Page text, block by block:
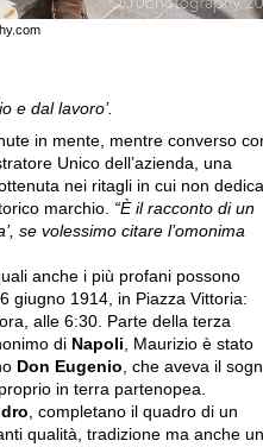
e dal lavoro’.
in mente, mentre converso
Unico dell’azienda, una
nei ritagli in cui non
marchio. “È il racconto di un
se volessimo citare l’omonima
anche i più profani possono
giugno 1914, in Piazza Vittoria:
alle 6:30. Parte della terza
di Napoli, Maurizio è stato
Don Eugenio, che aveva il
in terra partenopea.
, completano il quadro di un
qualità, tradizione ma anche